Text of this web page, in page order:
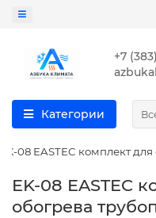
+7
Категории
EK-08 EASTEC комплект
EK-08 EASTEC
обогрева